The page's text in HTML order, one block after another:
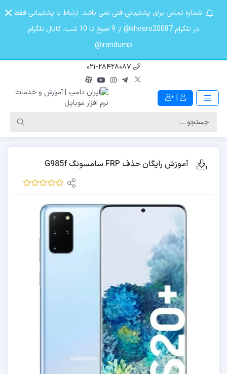
شماره تماس برای پشتیبانی فنی نمی باشد. ارتباط با پشتیبانی فقط
در تلگرام khosro20087@ از 9 صبح تا 10 شب. کانال تلگرام
irandump@
021-28428087
|
آموزش رایگان حذف FRP سامسونگ G985f